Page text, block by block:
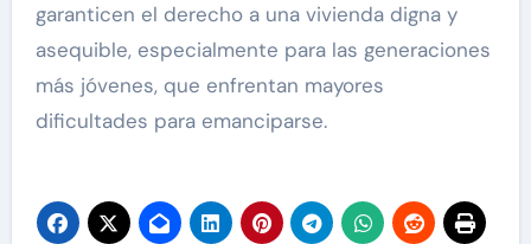
garanticen el derecho a una vivienda digna y
asequible, especialmente para las generaciones
más jóvenes, que enfrentan mayores
dificultades para emanciparse.